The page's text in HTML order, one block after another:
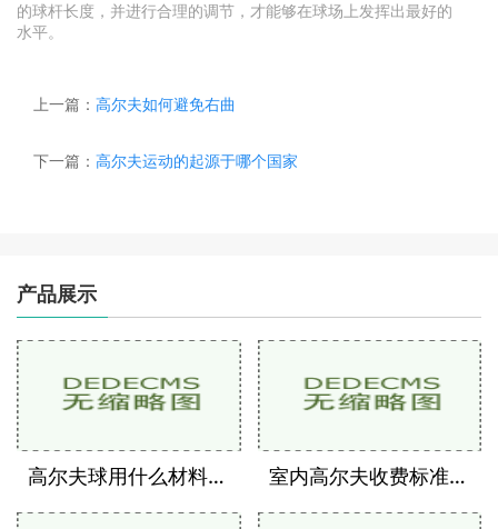
的球杆长度，并进行合理的调节，才能够在球场上发挥出最好的
水平。
上一篇： 高尔夫如何避免右曲
下一篇： 高尔夫运动的起源于哪个国家
产品展示
高尔夫球用什么材料做的好 室内高尔夫收费标准是多少